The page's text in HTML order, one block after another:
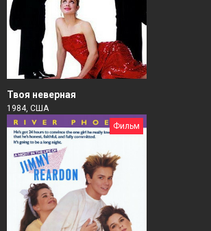
Твоя неверная
1984, США
Фильм